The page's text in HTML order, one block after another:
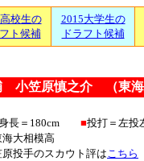
校生の
ト候補
2015大学生の
ドラフト候補
小笠原慎之介 （東海
長＝180cm ■投打＝左投
大相模高
投手のスカウト評はこちら